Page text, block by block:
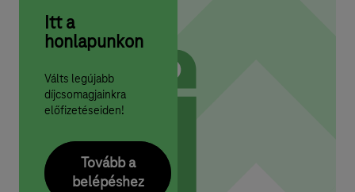
Itt a
honlapunkon
Válts legújabb
díjcsomagjainkra
előfizetéseiden!
Tovább a
belépéshez